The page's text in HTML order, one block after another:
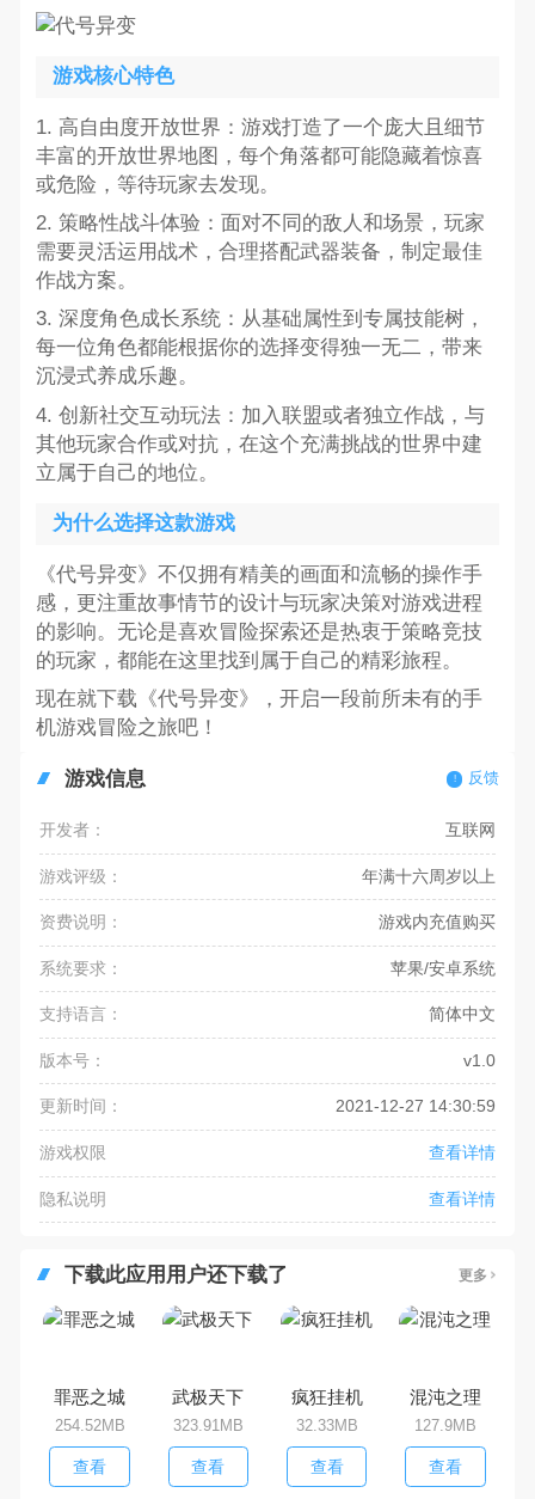
游戏核心特色
1. 高自由度开放世界：游戏打造了一个庞大且细节
丰富的开放世界地图，每个角落都可能隐藏着惊喜
或危险，等待玩家去发现。
2. 策略性战斗体验：面对不同的敌人和场景，玩家
需要灵活运用战术，合理搭配武器装备，制定最佳
作战方案。
3. 深度角色成长系统：从基础属性到专属技能树，
每一位角色都能根据你的选择变得独一无二，带来
沉浸式养成乐趣。
4. 创新社交互动玩法：加入联盟或者独立作战，与
其他玩家合作或对抗，在这个充满挑战的世界中建
立属于自己的地位。
为什么选择这款游戏
《代号异变》不仅拥有精美的画面和流畅的操作手
感，更注重故事情节的设计与玩家决策对游戏进程
的影响。无论是喜欢冒险探索还是热衷于策略竞技
的玩家，都能在这里找到属于自己的精彩旅程。
现在就下载《代号异变》，开启一段前所未有的手
机游戏冒险之旅吧！
游戏信息 反馈
开发者： 互联网
游戏评级： 年满十六周岁以上
资费说明： 游戏内充值购买
系统要求： 苹果/安卓系统
支持语言： 简体中文
版本号： v1.0
更新时间： 2021-12-27 14:30:59
游戏权限 查看详情
隐私说明 查看详情
下载此应用用户还下载了 更多
罪恶之城
254.52MB
查看
武极天下
323.91MB
查看
疯狂挂机
32.33MB
查看
混沌之理
127.9MB
查看